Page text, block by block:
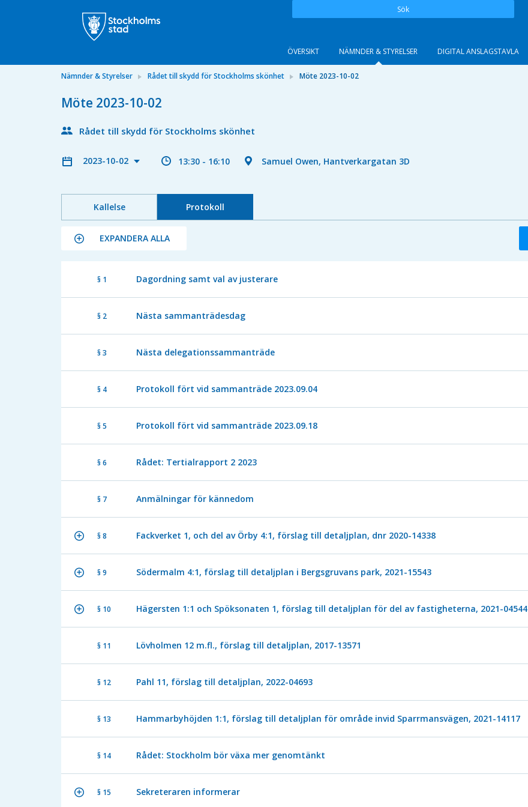
Sök
ÖVERSIKT NÄMNDER & STYRELSER DIGITAL ANSLAGSTAVLA
Nämnder & Styrelser Rådet till skydd för Stockholms skönhet Möte 2023-10-02
Möte 2023-10-02
Rådet till skydd för Stockholms skönhet
2023-10-02 13:30 - 16:10 Samuel Owen, Hantverkargatan 3D
Kallelse Protokoll
EXPANDERA ALLA
§ 1 Dagordning samt val av justerare
§ 2 Nästa sammanträdesdag
§ 3 Nästa delegationssammanträde
§ 4 Protokoll fört vid sammanträde 2023.09.04
§ 5 Protokoll fört vid sammanträde 2023.09.18
§ 6 Rådet: Tertialrapport 2 2023
§ 7 Anmälningar för kännedom
§ 8 Fackverket 1, och del av Örby 4:1, förslag till detaljplan, dnr 2020-14338
§ 9 Södermalm 4:1, förslag till detaljplan i Bergsgruvans park, 2021-15543
§ 10 Hägersten 1:1 och Spöksonaten 1, förslag till detaljplan för del av fastigheterna, 2021-04544
§ 11 Lövholmen 12 m.fl., förslag till detaljplan, 2017-13571
§ 12 Pahl 11, förslag till detaljplan, 2022-04693
§ 13 Hammarbyhöjden 1:1, förslag till detaljplan för område invid Sparrmansvägen, 2021-14117
§ 14 Rådet: Stockholm bör växa mer genomtänkt
§ 15 Sekreteraren informerar